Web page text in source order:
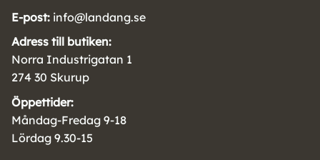
E-post: info@landang.se
Adress till butiken:
Norra Industrigatan 1
274 30 Skurup
Öppettider:
Måndag-Fredag 9-18
Lördag 9.30-15